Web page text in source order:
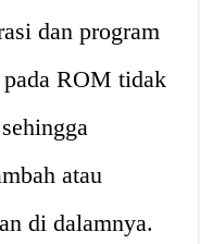
dan program
ROM tidak
atau
di dalamnya.